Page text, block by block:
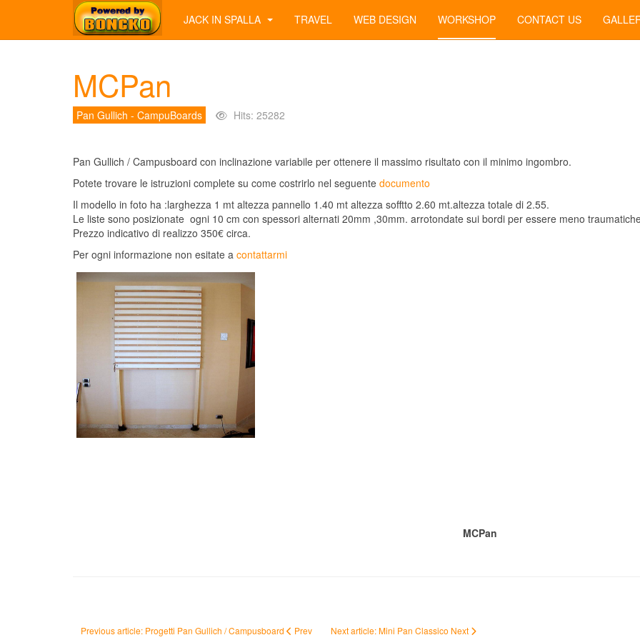
JACK IN SPALLA TRAVEL WEB DESIGN WORKSHOP CONTACT US
MCPan
Pan Gullich - CampuBoards Hits: 25282
Pan Gullich / Campusboard con inclinazione variabile per ottenere il massimo risultato con il minimo ingombro.
Potete trovare le istruzioni complete su come costrirlo nel seguente documento
Il modello in foto ha :larghezza 1 mt altezza pannello 1.40 mt altezza sofftto 2.60 mt.altezza totale di 2.55.
Le liste sono posizionate ogni 10 cm con spessori alternati 20mm ,30mm. arrotondate sui bordi per essere meno
Prezzo indicativo di realizzo 350€ circa.
Per ogni informazione non esitate a contattarmi
MCPan
Previous article: Progetti Pan Gullich / Campusboard Prev Next article: Mini Pan Classico Next